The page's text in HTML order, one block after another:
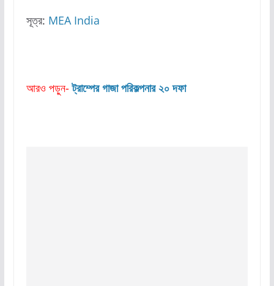
সূত্র: MEA India
আরও পড়ুন- ট্রাম্পের গাজা পরিকল্পনার ২০ দফা